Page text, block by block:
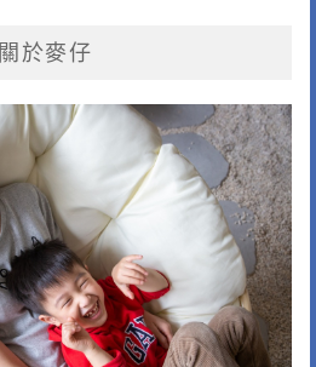
關於麥仔